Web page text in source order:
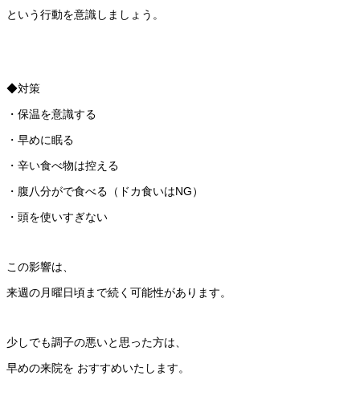
という行動を意識しましょう。
◆対策
・保温を意識する
・早めに眠る
・辛い食べ物は控える
・腹八分がで食べる（ドカ食いはNG）
・頭を使いすぎない
この影響は、
来週の月曜日頃まで続く可能性があります。
少しでも調子の悪いと思った方は、
早めの来院を おすすめいたします。